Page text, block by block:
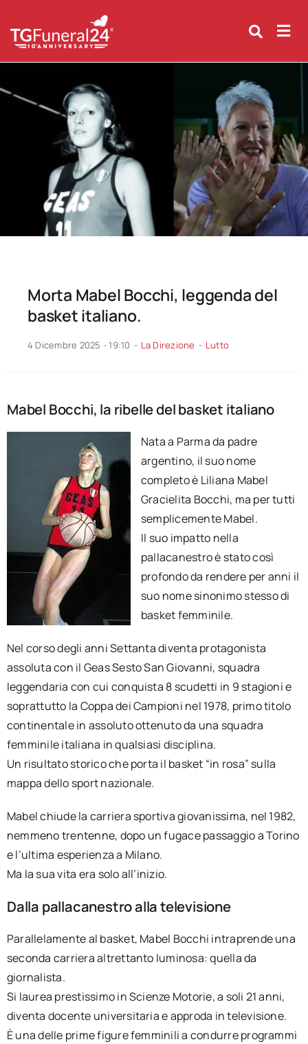
content
Morta Mabel Bocchi, leggenda del
basket italiano.
4 Dicembre 2025 - 19:10 - La Direzione - Lutto
Mabel Bocchi, la ribelle del basket italiano
Nata a Parma da padre
argentino, il suo nome
completo è Liliana Mabel
Gracielita Bocchi, ma per tutti
semplicemente Mabel.
Il suo impatto nella
pallacanestro è stato così
profondo da rendere per anni il
suo nome sinonimo stesso di
basket femminile.
Nel corso degli anni Settanta diventa protagonista
assoluta con il Geas Sesto San Giovanni, squadra
leggendaria con cui conquista 8 scudetti in 9 stagioni e
soprattutto la Coppa dei Campioni nel 1978, primo titolo
continentale in assoluto ottenuto da una squadra
femminile italiana in qualsiasi disciplina.
Un risultato storico che porta il basket “in rosa” sulla
mappa dello sport nazionale.
Mabel chiude la carriera sportiva giovanissima, nel 1982,
nemmeno trentenne, dopo un fugace passaggio a Torino
e l’ultima esperienza a Milano.
Ma la sua vita era solo all’inizio.
Dalla pallacanestro alla televisione
Parallelamente al basket, Mabel Bocchi intraprende una
seconda carriera altrettanto luminosa: quella da
giornalista.
Si laurea prestissimo in Scienze Motorie, a soli 21 anni,
diventa docente universitaria e approda in televisione.
È una delle prime figure femminili a condurre programmi